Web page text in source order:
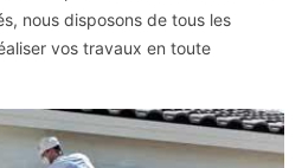
nous disposons de tous les
vos travaux en toute